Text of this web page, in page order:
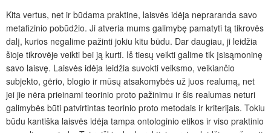
Kita vertus, net ir būdama praktine, laisvės idėja nepraranda savo
metafizinio pobūdžio. Ji atveria mums galimybę pamatyti tą tikrovės
dalį, kurios negalime pažinti jokiu kitu būdu. Dar daugiau, ji leidžia
šioje tikrovėje veikti bei ją kurti. Iš tiesų veikti galime tik įsisąmoninę
savo laisvę. Laisvės idėja leidžia suvokti veiksmo, veikiančio
subjekto, gėrio, blogio ir mūsų atsakomybės už juos realumą, net
jei jie nėra prieinami teorinio proto pažinimu ir šis realumas neturi
galimybės būti patvirtintas teorinio proto metodais ir kriterijais. Tokiu
būdu kantiška laisvės idėja tampa ontologinio etikos ir viso praktinio